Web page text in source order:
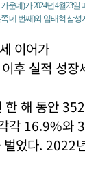
데)가 2024년 4월23일
네 번째)와 임태혁 삼
이어가
후 실적 성장
해 동안
각 16.9%와
었다. 2022